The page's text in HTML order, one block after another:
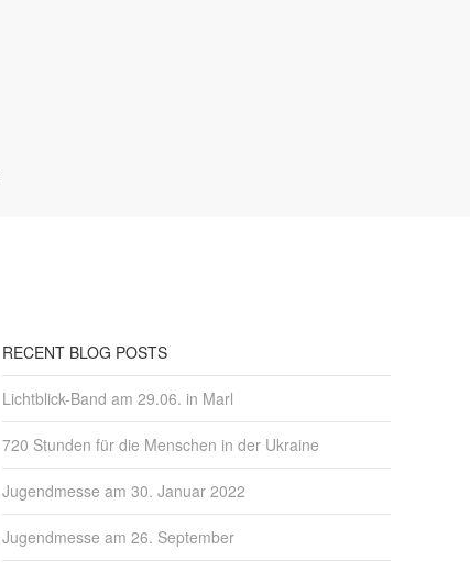
RECENT BLOG POSTS
Lichtblick-Band am 29.06. in Marl
720 Stunden für die Menschen in der Ukraine
Jugendmesse am 30. Januar 2022
Jugendmesse am 26. September